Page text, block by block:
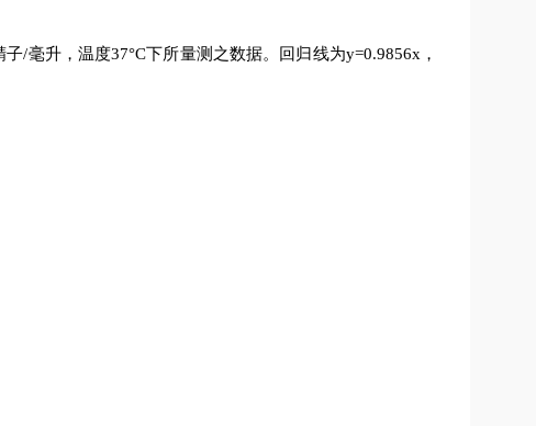
/毫升，温度37°C下所量测之数据。回归线为y=0.9856x，